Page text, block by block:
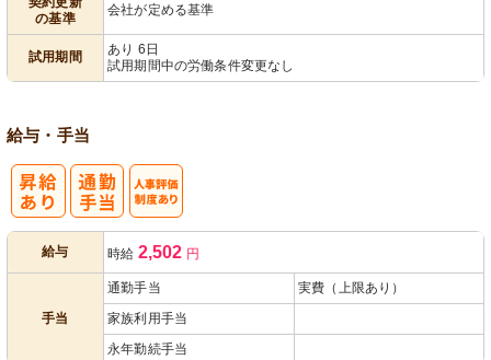
の基準
会社が定める基準
試用期間
あり 6日
試用期間中の労働条件変更なし
給与・手当
給与 時給 2,502 円
手当
通勤手当
実費（上限あり）
家族利用手当
永年勤続手当